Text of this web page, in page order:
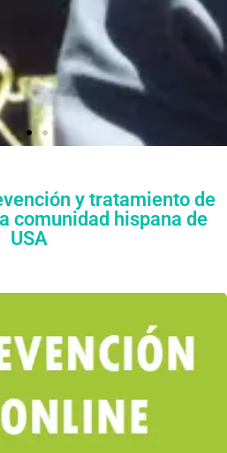
y tratamiento de
comunidad hispana de
USA